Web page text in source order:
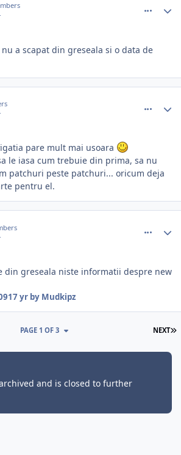
a scapat din greseala si o data de
pare mult mai usoara
le iasa cum trebuie din prima, sa nu
patchuri peste patchuri... oricum deja
pentru el.
din greseala niste informatii despre new
17 yrby Mudkipz
NEXT
PAGE 1 OF 3
and is closed to further